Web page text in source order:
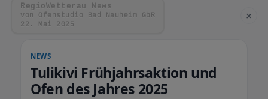
RegioWetterau News
von Ofenstudio Bad Nauheim GbR
22. Mai 2025
×
NEWS
Tulikivi Frühjahrsaktion und
Ofen des Jahres 2025